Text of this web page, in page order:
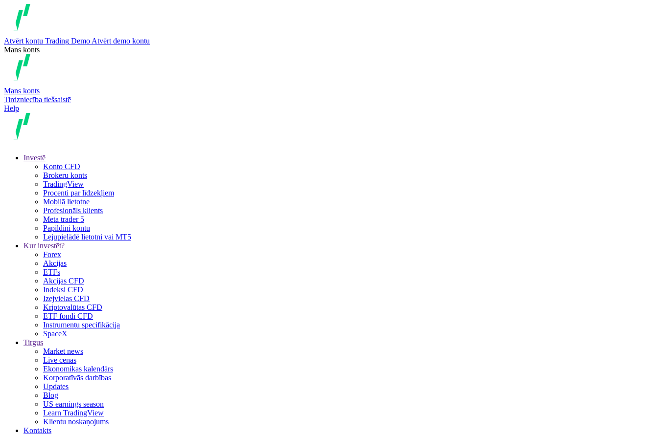
Atvērt kontu Trading Demo Atvērt demo kontu
Mans konts
Mans konts
Tirdzniecība tiešsaistē
Help
Investē
Konto CFD
Brokeru konts
TradingView
Procenti par līdzekļiem
Mobilā lietotne
Profesionāls klients
Meta trader 5
Papildini kontu
Lejupielādē lietotni vai MT5
Kur investēt?
Forex
Akcijas
ETFs
Akcijas CFD
Indeksi CFD
Izejvielas CFD
Kriptovalūtas CFD
ETF fondi CFD
Instrumentu specifikācija
SpaceX
Tirgus
Market news
Live cenas
Ekonomikas kalendārs
Korporatīvās darbības
Updates
Blog
US earnings season
Learn TradingView
Klientu noskaņojums
Kontakts